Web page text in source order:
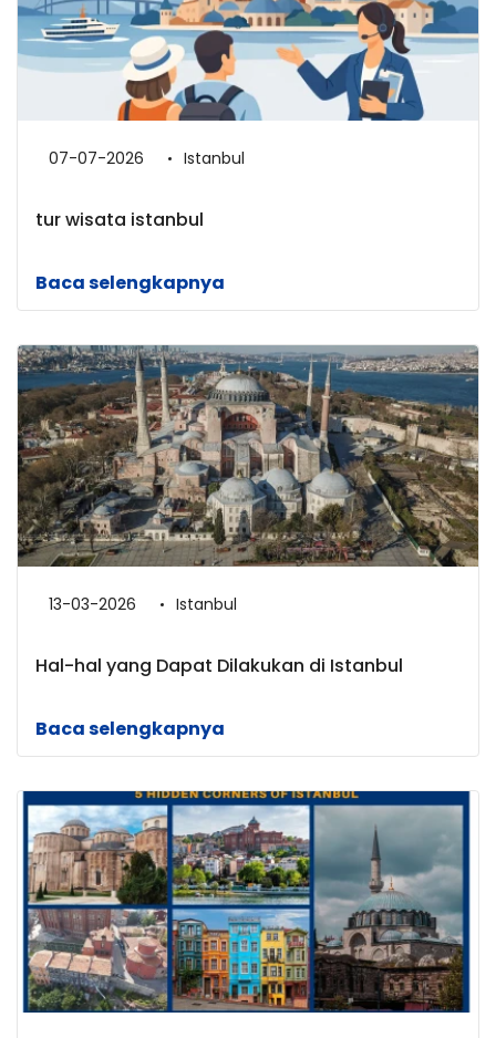
07-07-2026 Istanbul
tur wisata istanbul
Baca selengkapnya
13-03-2026 Istanbul
Hal-hal yang Dapat Dilakukan di Istanbul
Baca selengkapnya